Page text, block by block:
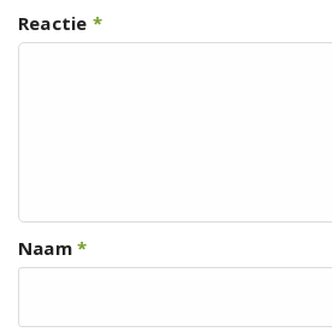
Reactie *
Naam *